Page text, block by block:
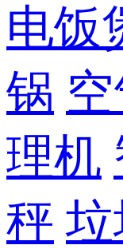
电饭
锅
理机
秤